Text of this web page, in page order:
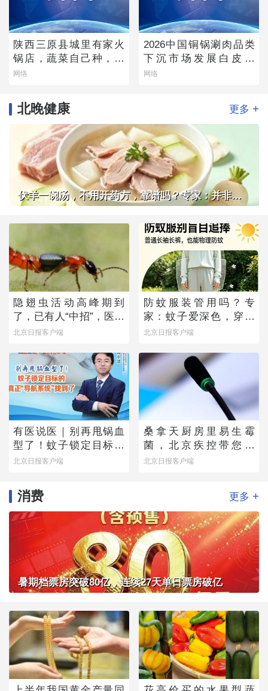
陕西三原县城里有家火
锅店，蔬菜自己种，羊
肉从盐池拉，毛肚当天
网络
2026中国铜锅涮肉品类
下沉市场发展白皮书
——老北京味道的县域
网络
北晚健康 更多 +
伏羊一碗汤，不用开药方，靠谱吗？专家：并非人人适用
隐翅虫活动高峰期到
了，已有人“中招”，医生
提醒——
北京日报客户端
防蚊服装管用吗？专
家：蚊子爱深色，穿浅
色衣服不易招蚊子
北京日报客户端
有医说医｜别再甩锅血
型了！蚊子锁定目标的
真正“导航系统”找到了
北京日报客户端
桑拿天厨房里易生霉
菌，北京疾控带您排
除“高风险点位”
北京日报客户端
消费 更多 +
暑期档票房突破80亿，连续27天单日票房破亿